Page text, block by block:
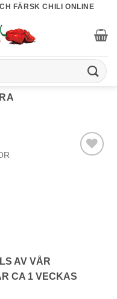
FÄRSK CHILI ONLINE
AV VÅR
CA 1 VECKAS